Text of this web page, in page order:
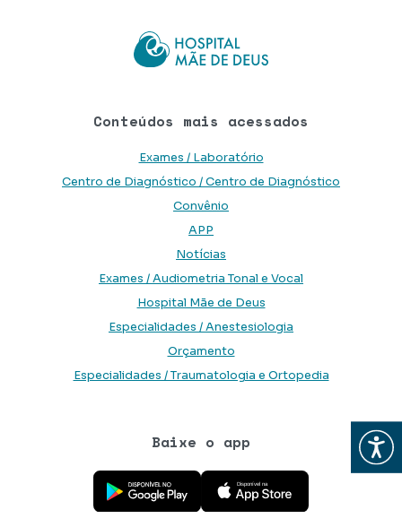
Abrir
Conteúdos mais acessados
Exames / Laboratório
Centro de Diagnóstico / Centro de Diagnóstico
Convênio
APP
Notícias
Exames / Audiometria Tonal e Vocal
Hospital Mãe de Deus
Especialidades / Anestesiologia
Orçamento
Especialidades / Traumatologia e Ortopedia
Baixe o app
Baixe o aplicativo na Google Play Store
Baixe o aplicativo na App Store